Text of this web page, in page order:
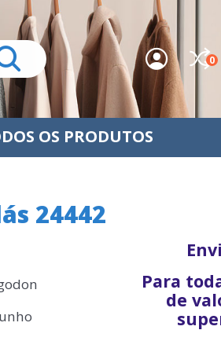
0
OS PRODUTOS
24442
Para
de